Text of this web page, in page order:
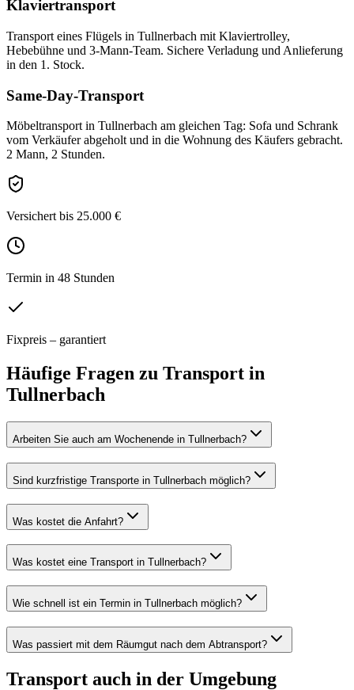
Klaviertransport
Transport eines Flügels in Tullnerbach mit Klaviertrolley,
Hebebühne und 3-Mann-Team. Sichere Verladung und Anlieferung
in den 1. Stock.
Same-Day-Transport
Möbeltransport in Tullnerbach am gleichen Tag: Sofa und Schrank
vom Verkäufer abgeholt und in die Wohnung des Käufers gebracht.
2 Mann, 2 Stunden.
Versichert bis 25.000 €
Termin in 48 Stunden
Fixpreis – garantiert
Häufige Fragen zu Transport in
Tullnerbach
Arbeiten Sie auch am Wochenende in Tullnerbach?
Sind kurzfristige Transporte in Tullnerbach möglich?
Was kostet die Anfahrt?
Was kostet eine Transport in Tullnerbach?
Wie schnell ist ein Termin in Tullnerbach möglich?
Was passiert mit dem Räumgut nach dem Abtransport?
Transport auch in der Umgebung